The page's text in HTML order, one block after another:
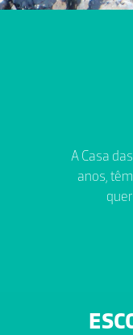
A Casa
anos,